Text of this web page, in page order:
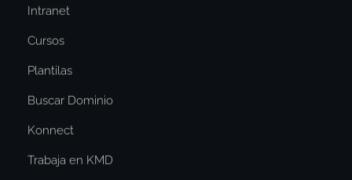
Intranet
Cursos
Plantilas
Buscar Dominio
Konnect
Trabaja en KMD